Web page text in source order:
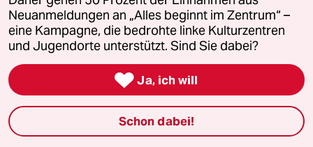
© 2026 taz Verlags und Vertriebs GmbH
Alle Rechte vorbehalten. Bei rechtlichen Fragen oder für Genehmigungen
wenden Sie sich bitte anlizenzen@taz.de
Feedback Redaktionsstatut Kommune-Richtlinien
Leitlinie Datenschutz Impressum
Neuanmeldungen an „Alles beginnt im Zentrum“ –
eine Kampagne, die bedrohte linke Kulturzentren
und Jugendorte unterstützt. Sind Sie dabei?
 Ja, ich will
Schon dabei!